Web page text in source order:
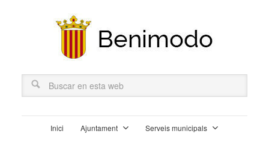
Inici Ajuntament Serveis municipals